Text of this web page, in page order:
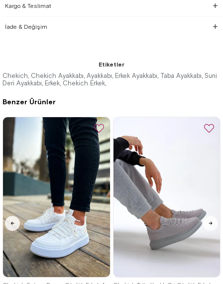
Kargo & Teslimat
İade & Değişim
Benzer Ürünler
40 42
Etiketler
Chekich, Chekich Ayakkabı, Ayakkabı, Erkek Ayakkabı, Taba Ayakkabı, Suni
Deri Ayakkabı, Erkek, Chekich Erkek,